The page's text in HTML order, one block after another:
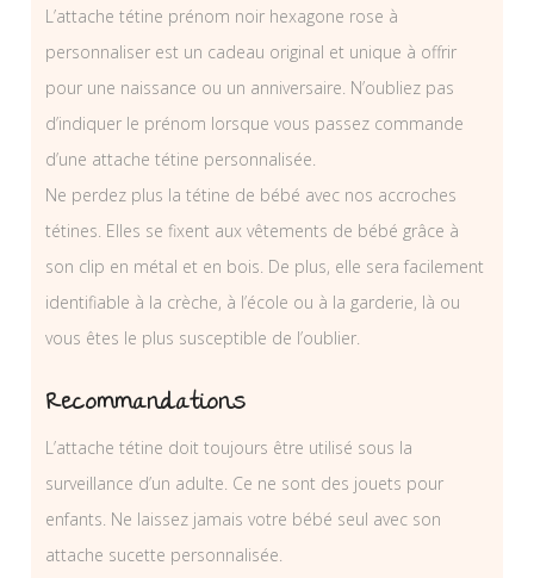
L’attache tétine prénom noir hexagone rose à
personnaliser est un cadeau original et unique à offrir
pour une naissance ou un anniversaire. N’oubliez pas
d’indiquer le prénom lorsque vous passez commande
d’une attache tétine personnalisée.
Ne perdez plus la tétine de bébé avec nos accroches
tétines. Elles se fixent aux vêtements de bébé grâce à
son clip en métal et en bois. De plus, elle sera facilement
identifiable à la crèche, à l’école ou à la garderie, là ou
vous êtes le plus susceptible de l’oublier.
Recommandations
L’attache tétine doit toujours être utilisé sous la
surveillance d’un adulte. Ce ne sont des jouets pour
enfants. Ne laissez jamais votre bébé seul avec son
attache sucette personnalisée.